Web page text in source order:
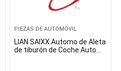
PIEZAS DE AUTOMÓVIL
LIAN SAIXX Automo de Aleta
de tiburón de Coche Auto